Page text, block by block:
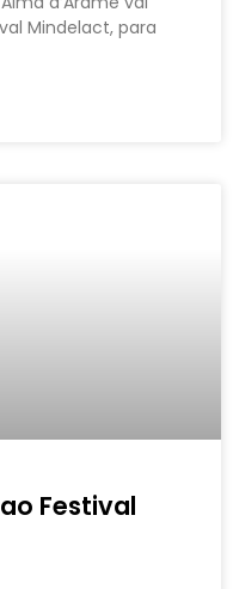
Mindelact, para
Festival